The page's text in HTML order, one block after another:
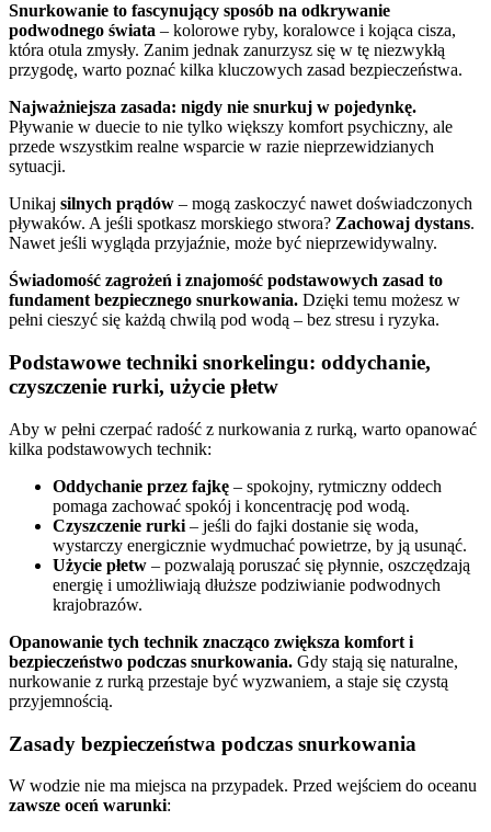
Snurkowanie to fascynujący sposób na odkrywanie
podwodnego świata – kolorowe ryby, koralowce i kojąca cisza,
która otula zmysły. Zanim jednak zanurzysz się w tę niezwykłą
przygodę, warto poznać kilka kluczowych zasad bezpieczeństwa.
Najważniejsza zasada: nigdy nie snurkuj w pojedynkę.
Pływanie w duecie to nie tylko większy komfort psychiczny, ale
przede wszystkim realne wsparcie w razie nieprzewidzianych
sytuacji.
Unikaj silnych prądów – mogą zaskoczyć nawet doświadczonych
pływaków. A jeśli spotkasz morskiego stwora? Zachowaj dystans.
Nawet jeśli wygląda przyjaźnie, może być nieprzewidywalny.
Świadomość zagrożeń i znajomość podstawowych zasad to
fundament bezpiecznego snurkowania. Dzięki temu możesz w
pełni cieszyć się każdą chwilą pod wodą – bez stresu i ryzyka.
Podstawowe techniki snorkelingu: oddychanie,
czyszczenie rurki, użycie płetw
Aby w pełni czerpać radość z nurkowania z rurką, warto opanować
kilka podstawowych technik:
Oddychanie przez fajkę – spokojny, rytmiczny oddech
pomaga zachować spokój i koncentrację pod wodą.
Czyszczenie rurki – jeśli do fajki dostanie się woda,
wystarczy energicznie wydmuchać powietrze, by ją usunąć.
Użycie płetw – pozwalają poruszać się płynnie, oszczędzają
energię i umożliwiają dłuższe podziwianie podwodnych
krajobrazów.
Opanowanie tych technik znacząco zwiększa komfort i
bezpieczeństwo podczas snurkowania. Gdy stają się naturalne,
nurkowanie z rurką przestaje być wyzwaniem, a staje się czystą
przyjemnością.
Zasady bezpieczeństwa podczas snurkowania
W wodzie nie ma miejsca na przypadek. Przed wejściem do oceanu
zawsze oceń warunki: